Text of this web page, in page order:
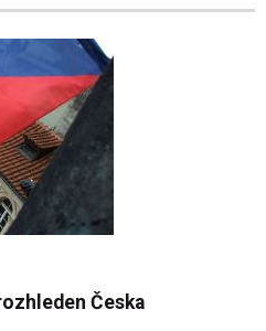
Česka